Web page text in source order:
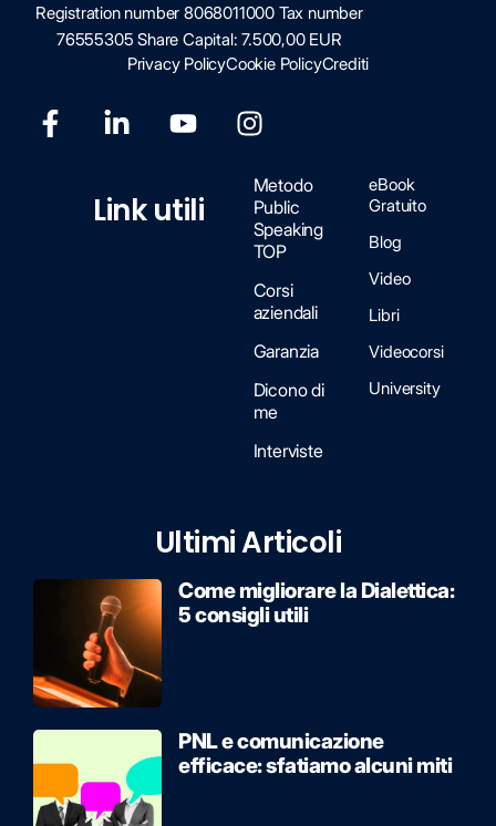
Registration number 8068011000 Tax number
76555305 Share Capital: 7.500,00 EUR
Privacy PolicyCookie PolicyCrediti
Ultimi Articoli
Come migliorare la Dialettica:
5 consigli utili
PNL e comunicazione
efficace: sfatiamo alcuni miti
Link utili
Metodo
Public
Speaking
TOP
Corsi
aziendali
Garanzia
Dicono di
me
Interviste
eBook
Gratuito
Blog
Video
Libri
Videocorsi
University